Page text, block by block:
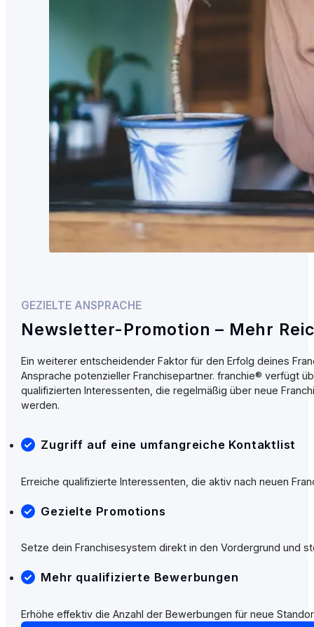
GEZIELTE ANSPRACHE
Newsletter-Promotion – Mehr
Ein weiterer entscheidender Faktor für den Erfolg deines
Ansprache potenzieller Franchisepartner. franchie® verfügt
qualifizierten Interessenten, die regelmäßig über neue
werden.
Zugriff auf eine umfangreiche Kontaktlist
Erreiche qualifizierte Interessenten, die aktiv nach neuen
Gezielte Promotions
Setze dein Franchisesystem direkt in den Vordergrund und
Mehr qualifizierte Bewerbungen
Erhöhe effektiv die Anzahl der Bewerbungen für neue